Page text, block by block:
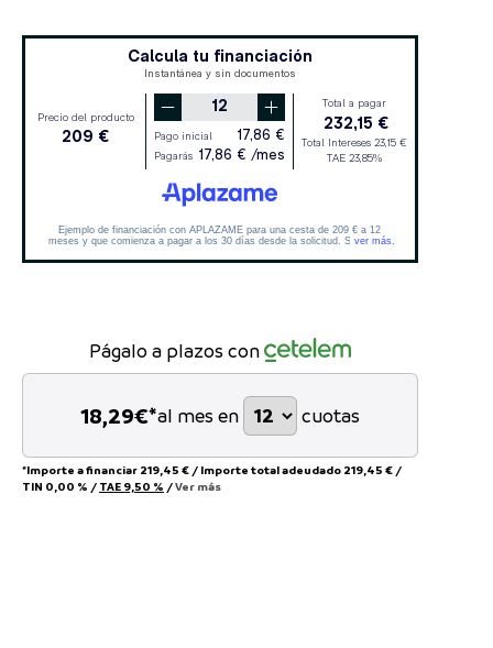
Págalo a plazos con
18,29€*al mes en cuotas
*Importe a financiar 219,45 € / Importe total adeudado 219,45 € /
TIN 0,00 % / TAE 9,50 % /Ver más